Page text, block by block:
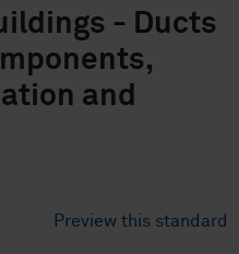
- Ducts
and
Preview this standard